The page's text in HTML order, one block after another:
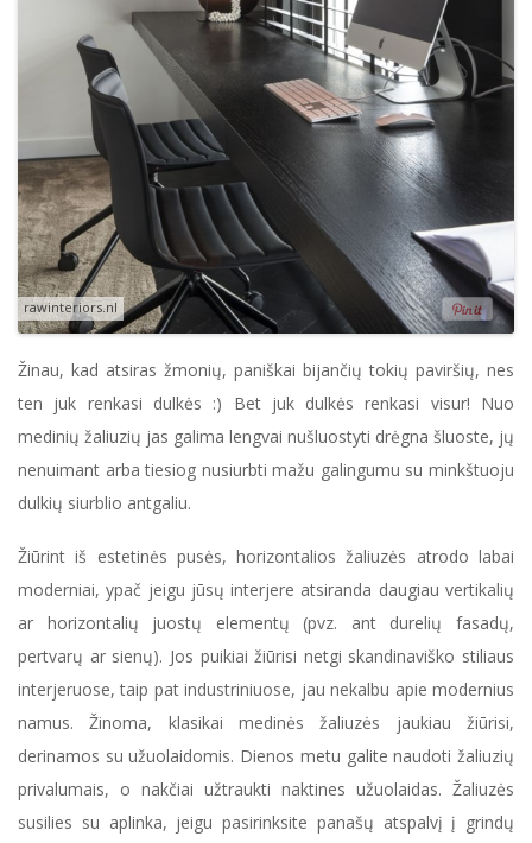
rawinteriors.nl
Žinau, kad atsiras žmonių, paniškai bijančių tokių paviršių, nes
ten juk renkasi dulkės :) Bet juk dulkės renkasi visur! Nuo
medinių žaliuzių jas galima lengvai nušluostyti drėgna šluoste, jų
nenuimant arba tiesiog nusiurbti mažu galingumu su minkštuoju
dulkių siurblio antgaliu.
Žiūrint iš estetinės pusės, horizontalios žaliuzės atrodo labai
moderniai, ypač jeigu jūsų interjere atsiranda daugiau vertikalių
ar horizontalių juostų elementų (pvz. ant durelių fasadų,
pertvarų ar sienų). Jos puikiai žiūrisi netgi skandinaviško stiliaus
interjeruose, taip pat industriniuose, jau nekalbu apie modernius
namus. Žinoma, klasikai medinės žaliuzės jaukiau žiūrisi,
derinamos su užuolaidomis. Dienos metu galite naudoti žaliuzių
privalumais, o nakčiai užtraukti naktines užuolaidas. Žaliuzės
susilies su aplinka, jeigu pasirinksite panašų atspalvį į grindų